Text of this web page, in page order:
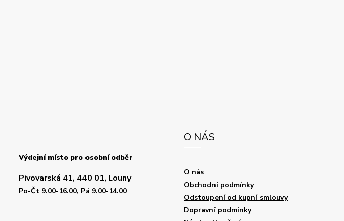
Výdejní místo pro osobní odběr
Pivovarská 41, 440 01, Louny
Po-Čt 9.00-16.00, Pá 9.00-14.00
O NÁS
O nás
Obchodní podmínky
Odstoupení od kupní smlouvy
Dopravní podmínky